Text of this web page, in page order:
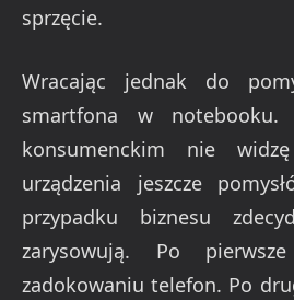
sprzęcie.
Wracając jednak do
smartfona w
konsumenckim nie
urządzenia jeszcze
przypadku biznesu
zarysowują. Po
zadokowaniu telefon. Po